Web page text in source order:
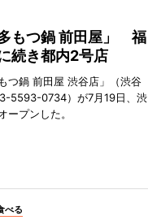
もつ鍋 前田屋」 福
続き都内2号店
つ鍋 前田屋 渋谷店」（渋谷
5593-0734）が7月19日、渋
ープンした。
べる